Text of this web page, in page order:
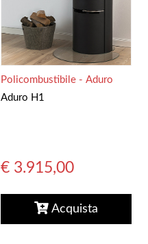
Aduro H1
Policombustibile - Aduro
€ 3.915,00
Acquista